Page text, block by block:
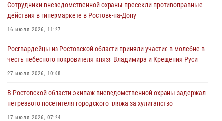
16 июля 2026, 11:27
Конкурс профессионального мастерства взрывотехников прошел в
15 июля 2026, 06:39
Сотрудники вневедомственной охраны пресекли противоправные
действия в гипермаркете в Ростове-на-Дону
16 июля 2026, 11:27
Росгвардейцы из Ростовской области приняли участие в молебне в
честь небесного покровителя князя Владимира и Крещения Руси
27 июля 2026, 10:08
В Ростовской области экипаж вневедомственной охраны задержал
нетрезвого посетителя городского пляжа за хулиганство
17 июля 2026, 07:24